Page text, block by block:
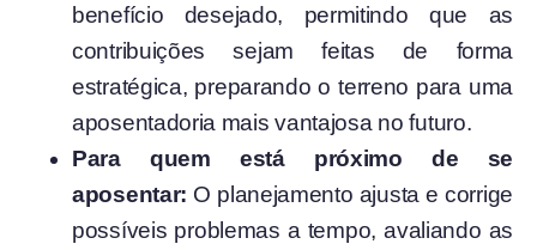
benefício desejado, permitindo que as
contribuições sejam feitas de forma
estratégica, preparando o terreno para uma
aposentadoria mais vantajosa no futuro.
Para quem está próximo de se
aposentar: O planejamento ajusta e corrige
possíveis problemas a tempo, avaliando as